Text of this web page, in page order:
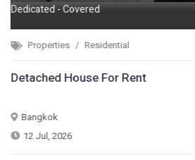
Dedicated - Covered
Properties Residential
One Bedroom Condo For Rent
Bangkok
12 Jul, 2026